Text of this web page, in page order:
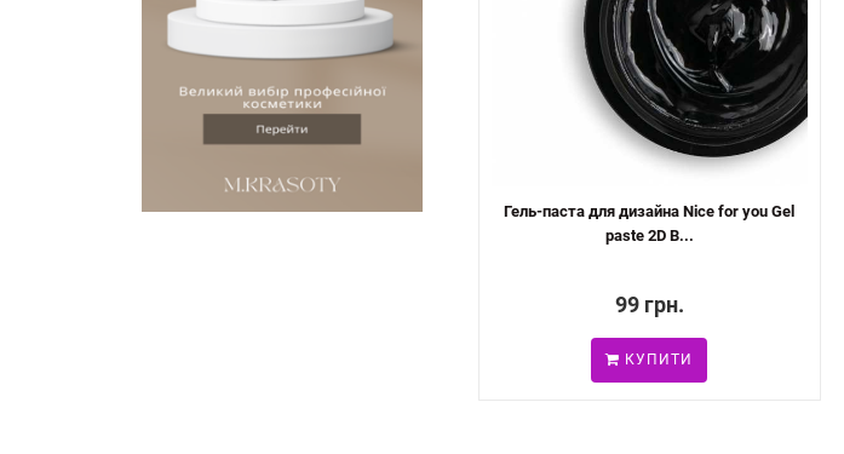
Гель-паста для дизайна Nice for you Gel
paste 2D B...
99 грн.
КУПИТИ